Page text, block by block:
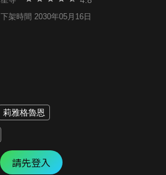
下架時間 2030年05月16日
莉雅格魯恩
請先登入